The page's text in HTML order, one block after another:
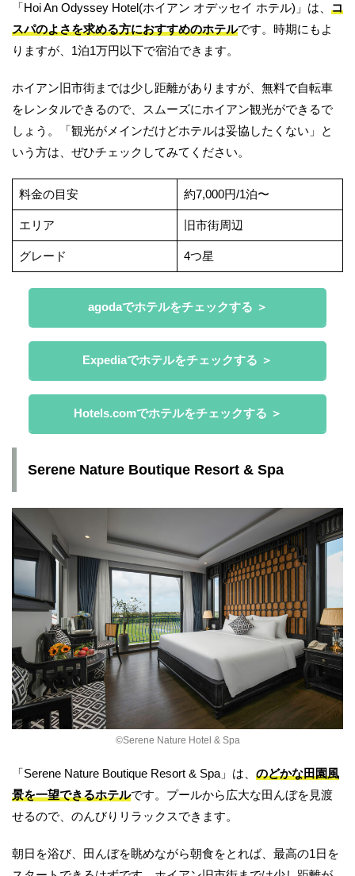
「Hoi An Odyssey Hotel(ホイアン オデッセイ ホテル)」は、 コ
スパのよさを求める方におすすめのホテルです。時期にもよ
りますが、1泊1万円以下で宿泊できます。
ホイアン旧市街までは少し距離がありますが、無料で自転車
をレンタルできるので、スムーズにホイアン観光ができるで
しょう。「観光がメインだけどホテルは妥協したくない」と
いう方は、ぜひチェックしてみてください。
料金の目安 約7,000円/1泊〜
エリア 旧市街周辺
グレード 4つ星
agodaでホテルをチェックする ＞
Expediaでホテルをチェックする ＞
Hotels.comでホテルをチェックする ＞
Serene Nature Boutique Resort & Spa
©︎Serene Nature Hotel & Spa
「Serene Nature Boutique Resort & Spa」は、 のどかな田園風
景を一望できるホテルです。プールから広大な田んぼを見渡
せるので、のんびりリラックスできます。
朝日を浴び、田んぼを眺めながら朝食をとれば、最高の1日を